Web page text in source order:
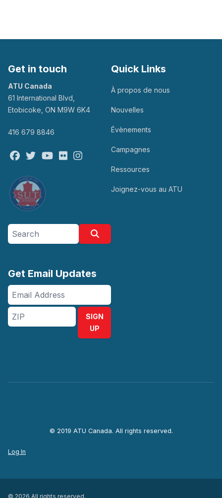
Get in touch
ATU Canada
61 International Blvd,
Etobicoke, ON M9W 6K4
416 679 8846
Facebook
TwitterYoutube
Flickr @atu_canada
Quick Links
À propos de nous
Nouvelles
Évènements
Campagnes
Ressources
Joignez-vous au ATU
Search site
Get Email Updates
Email
Address
ZIP
SIGN
UP
© 2019 ATU Canada. All rights reserved.
Log In
© 2026 All rights reserved.